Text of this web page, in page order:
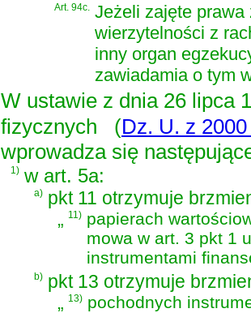
Art. 94c.
Jeżeli zajęte
wierzytelności z
inny organ
zawiadamia o tym
W ustawie z dnia 26 lipca
fizycznych
(Dz. U. z
wprowadza się
1) w art. 5a:
a) pkt 11 otrzymuje
„ 11) papierach
mowa w art. 3 pkt 1
instrumentami
b) pkt 13 otrzymuje
„ 13) pochodnych